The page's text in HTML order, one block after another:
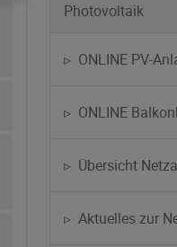
Photovoltaik
▹ ONLINE PV-
▹ ONLINE
▹ Übersicht
▹ Aktuelles zur